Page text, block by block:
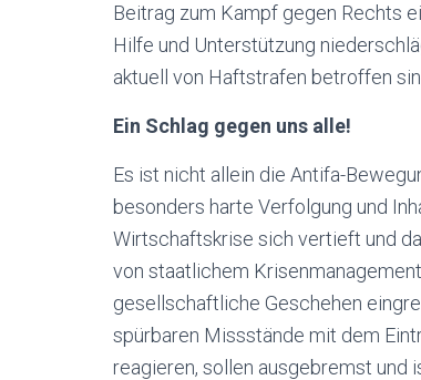
Beitrag zum Kampf gegen Rechts
Hilfe und Unterstützung
aktuell von Haftstrafen betroffen
Ein Schlag gegen uns alle!
Es ist nicht allein die Antifa-
besonders harte Verfolgung und
Wirtschaftskrise sich vertieft und
von staatlichem
gesellschaftliche Geschehen
spürbaren Missstände mit dem
reagieren, sollen ausgebremst